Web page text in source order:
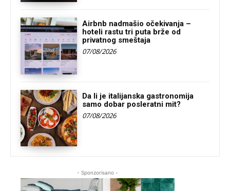
Airbnb nadmašio očekivanja –
hoteli rastu tri puta brže od
privatnog smeštaja
07/08/2026
Da li je italijanska gastronomija
samo dobar posleratni mit?
07/08/2026
- Sponzorisano -